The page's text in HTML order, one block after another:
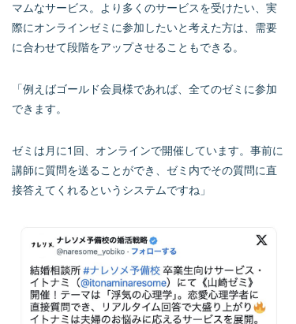
マムなサービス。より多くのサービスを受けたい、実
際にオンラインゼミに参加したいと考えた方は、需要
に合わせて段階をアップさせることもできる。
「例えばゴールド会員様であれば、全てのゼミに参加
できます。
ゼミは月に1回、オンラインで開催しています。事前に
講師に質問を送ることができ、ゼミ内でその質問に直
接答えてくれるというシステムですね」